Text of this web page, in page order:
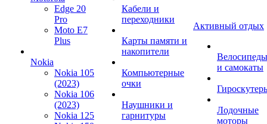
Edge 20
Pro
Moto E7
Plus
Nokia
Nokia 105
(2023)
Nokia 106
(2023)
Nokia 125
Кабели и
переходники
Карты памяти и
накопители
Компьютерные
очки
Наушники и
гарнитуры
Активный отдых
Велосипеды
и самокаты
Лодочные
моторы